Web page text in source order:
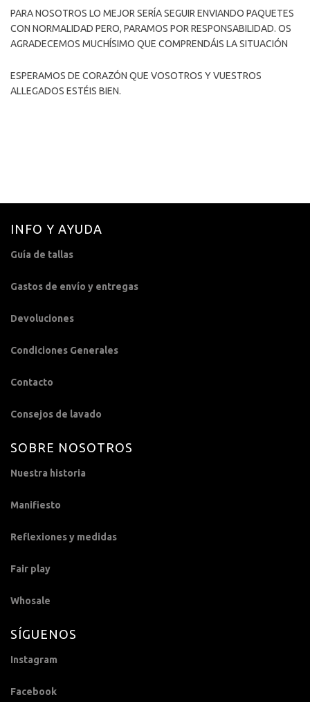
PARA NOSOTROS LO MEJOR SERÍA SEGUIR ENVIANDO PAQUETES
CON NORMALIDAD PERO, PARAMOS POR RESPONSABILIDAD. OS
AGRADECEMOS MUCHÍSIMO QUE COMPRENDÁIS LA SITUACIÓN
ESPERAMOS DE CORAZÓN QUE VOSOTROS Y VUESTROS
ALLEGADOS ESTÉIS BIEN.
INFO Y AYUDA
Guía de tallas
Gastos de envío y entregas
Devoluciones
Condiciones Generales
Contacto
Consejos de lavado
SOBRE NOSOTROS
Nuestra historia
Manifiesto
Reflexiones y medidas
Fair play
Whosale
SÍGUENOS
Instagram
Facebook